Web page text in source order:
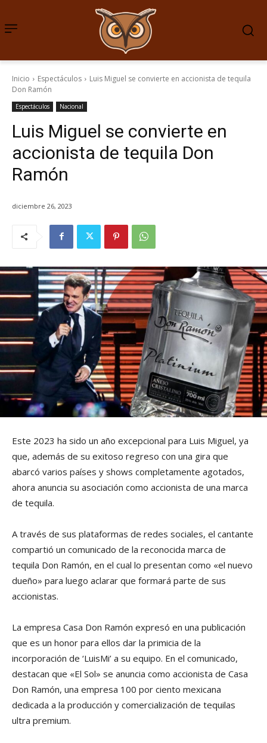
Inicio Espectáculos
Luis Miguel se convierte en accionista de tequila
Don Ramón
Espectáculos Nacional
Luis Miguel se convierte en
accionista de tequila Don
Ramón
diciembre 26, 2023
Este 2023 ha sido un año excepcional para Luis Miguel, ya
que, además de su exitoso regreso con una gira que
abarcó varios países y shows completamente agotados,
ahora anuncia su asociación como accionista de una marca
de tequila.
A través de sus plataformas de redes sociales, el cantante
compartió un comunicado de la reconocida marca de
tequila Don Ramón, en el cual lo presentan como «el nuevo
dueño» para luego aclarar que formará parte de sus
accionistas.
La empresa Casa Don Ramón expresó en una publicación
que es un honor para ellos dar la primicia de la
incorporación de ‘LuisMi’ a su equipo. En el comunicado,
destacan que «El Sol» se anuncia como accionista de Casa
Don Ramón, una empresa 100 por ciento mexicana
dedicada a la producción y comercialización de tequilas
ultra premium.